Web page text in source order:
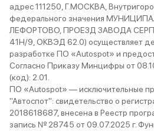
адрес 111250, Г.МОСКВА,
федерального значения
ЛЕФОРТОВО, ПРОЕЗД ЗАВОДА
41Н/9, ОКВЭД 62.0) осуществляет
разработке ПО «Autospot» и
Согласно Приказу Минцифры от
(код): 2.01.
ПО «Autospot» — исключительные
"Автоспот": свидетельство о
2018618687, внесена в Реестр
запись № 28745 от 09.07.2025 г.